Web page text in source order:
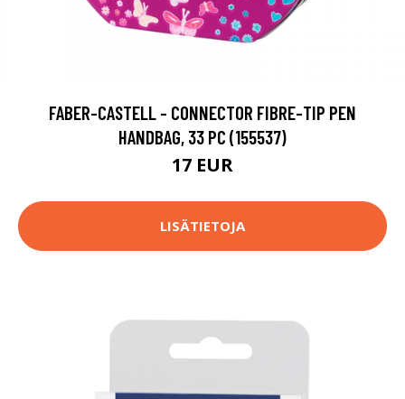
FABER-CASTELL - CONNECTOR FIBRE-TIP PEN
HANDBAG, 33 PC (155537)
17 EUR
LISÄTIETOJA